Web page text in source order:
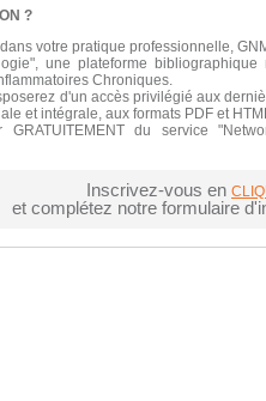
?
votre pratique professionnelle,
une plateforme
Chroniques.
d'un accès privilégié aux
et intégrale, aux formats PDF et
GRATUITEMENT du service
Inscrivez-vous en
et complétez notre formulaire